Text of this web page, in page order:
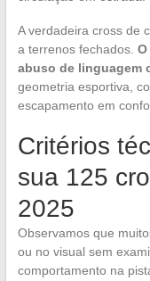
A verdadeira cross de
a terrenos fechados.
abuso de linguagem
geometria esportiva,
escapamento em
Critérios
sua 125
2025
Observamos que
ou no visual sem
comportamento na